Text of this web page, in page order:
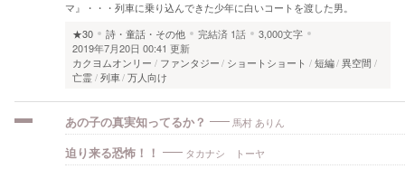
マ』・・・列車に乗り込んできた少年に白いコートを渡した男。
★30
詩・童話・その他 完結済 1話
3,000文字
2019年7月20日 00:41 更新
カクヨムオンリー
ファンタジー ショートショート 短編 異空間
亡霊 列車 万人向け
あの子の真実知ってるか？ 馬村 ありん
迫り来る恐怖！！ タカナシ トーヤ